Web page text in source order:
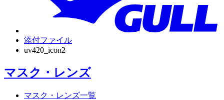
添付ファイル
uv420_icon2
マスク・レンズ
マスク・レンズ一覧